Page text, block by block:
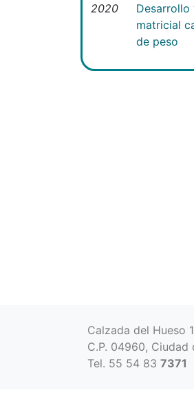
2020
matricial
de peso
Calzada del Hueso
C.P. 04960, Ciudad
Tel. 55 54 83 7371